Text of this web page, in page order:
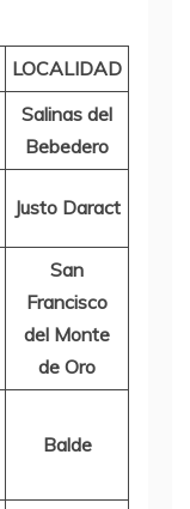
LOCALIDAD
Salinas del
Bebedero
Justo Daract
San
Francisco
del Monte
de Oro
Balde